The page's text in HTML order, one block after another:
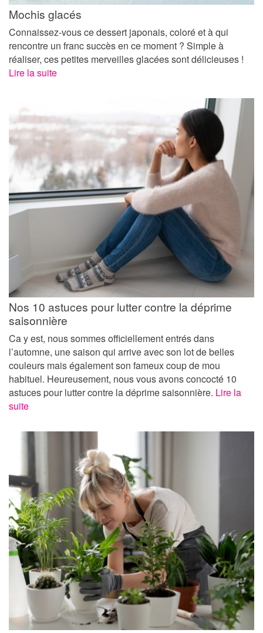
Mochis glacés
Connaissez-vous ce dessert japonais, coloré et à qui
rencontre un franc succès en ce moment ? Simple à
réaliser, ces petites merveilles glacées sont délicieuses !
Lire la suite
Nos 10 astuces pour lutter contre la déprime
saisonnière
Ca y est, nous sommes officiellement entrés dans
l’automne, une saison qui arrive avec son lot de belles
couleurs mais également son fameux coup de mou
habituel. Heureusement, nous vous avons concocté 10
astuces pour lutter contre la déprime saisonnière. Lire la
suite